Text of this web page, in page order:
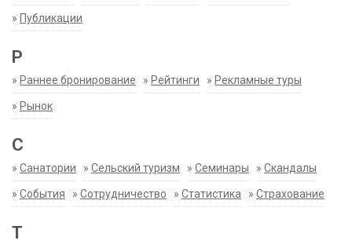
» Публикации
Р
» Раннее бронирование » Рейтинги » Рекламные туры
» Рынок
С
» Санатории » Сельский туризм » Семинары » Скандалы
» События » Сотрудничество » Статистика » Страхование
Т